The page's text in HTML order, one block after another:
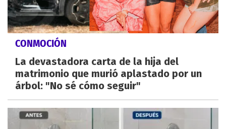
CONMOCIÓN
La devastadora carta de la hija del
matrimonio que murió aplastado por un
árbol: "No sé cómo seguir"